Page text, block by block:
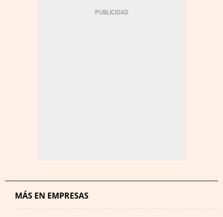
MÁS EN EMPRESAS